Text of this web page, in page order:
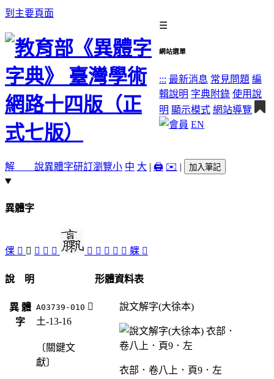
到主要頁面
☰
網站選單
::: 最新消息 常見問題 編
輯說明 字典附錄 使用說
明 顯示模式 網站導覽
EN
解 說異體字研訂瀏覽小 中 大 | 🖨️ ✉️ | 加入筆記
異體字
倮 𡑤 󵘌 󵘉 󵘏 󵘋 󸛰 󵘐 󵘊 𧝹 󵘍 躶 󵘎
說 明
異 體
字
A03739-010 󵘌
土-13-16
〔關鍵文
獻〕
形體資料表
說文解字(大徐本)
衣部．卷八上．頁9．左